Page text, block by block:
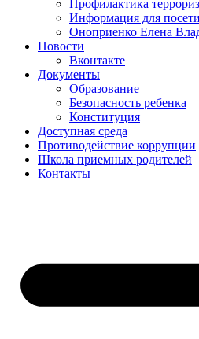
Профилактика
Информация для
Оноприенко Елена
Новости
Вконтакте
Документы
Образование
Безопасность ребенка
Конституция
Доступная среда
Противодействие коррупции
Школа приемных родителей
Контакты